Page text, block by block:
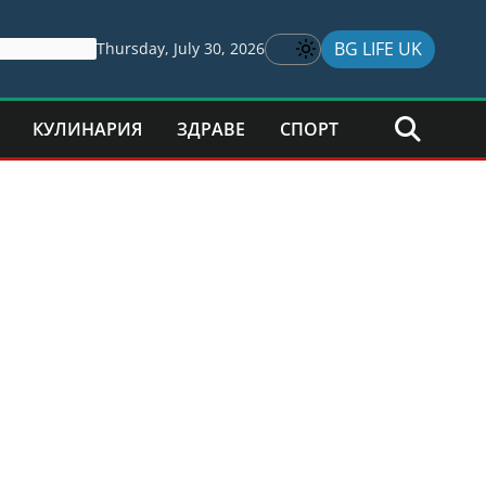
Thursday, July 30, 2026 BG LIFE UK
КУЛИНАРИЯ ЗДРАВЕ СПОРТ